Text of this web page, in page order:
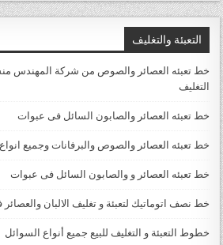
التعبئة والتغليف
خط تعبئه العصائر والصوص من شركة المهندس
التغليف
خط تعبئه العصائر والصابون السائل فى عبوات
خط تعبئه العصائر والصوص والبرفانات وجميع
خط تعبئه العصائر و والصابون السائل فى عبوات
خط نصف اتوماتيك لتعبئة و تغليف الالبان
خطوط التعبئة و التغليف للبيع جميع أنواع السوائل